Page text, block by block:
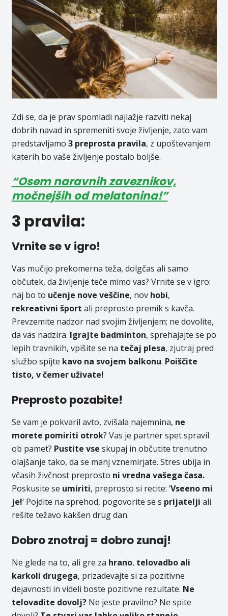
Zdi se, da je prav spomladi najlažje razviti nekaj
dobrih navad in spremeniti svoje življenje, zato vam
predstavljamo 3 preprosta pravila, z upoštevanjem
katerih bo vaše življenje postalo boljše.
“Osem naravnih zaveznikov,
močnejših od melatonina!”
3 pravila:
Vrnite se v igro!
Vas mučijo prekomerna teža, dolgčas ali samo
občutek, da življenje teče mimo vas? Vrnite se v igro:
naj bo to učenje nove veščine, novhobi,
rekreativni šport ali preprosto premik s kavča.
Prevzemite nadzor nad svojim življenjem; ne dovolite,
da vas nadzira. Igrajte badminton, sprehajajte se po
lepih travnikih, vpišite se na tečaj plesa, zjutraj pred
službo spijte kavo na svojem balkonu. Poiščite
tisto, v čemer uživate!
Preprosto pozabite!
Se vam je pokvaril avto, zvišala najemnina, ne
morete pomiriti otrok? Vas je partner spet spravil
ob pamet? Pustite vse skupaj in občutite trenutno
olajšanje tako, da se manj vznemirjate. Stres ubija in
včasih živčnost preprosto ni vredna vašega časa.
Poskusite se umiriti, preprosto si recite: ‘Vseeno mi
je!‘ Pojdite na sprehod, pogovorite se s prijatelji ali
rešite težavo kakšen drug dan.
Dobro znotraj = dobro zunaj!
Ne glede na to, ali gre za hrano, telovadbo ali
karkoli drugega, prizadevajte si za pozitivne
dejavnosti in videli boste pozitivne rezultate. Ne
telovadite dovolj?Ne jeste pravilno? Ne spite